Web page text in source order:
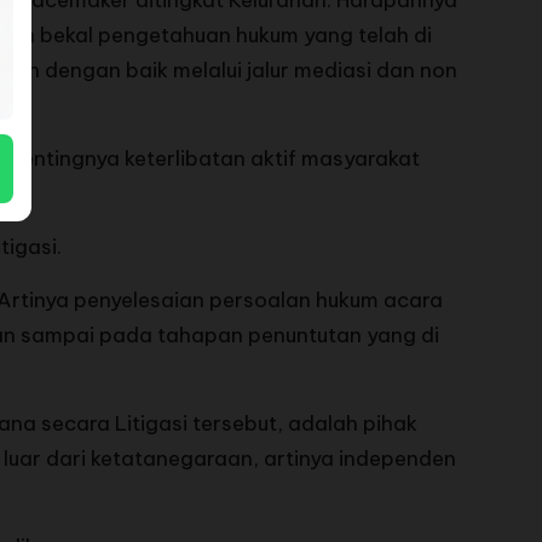
bekal pengetahuan hukum yang telah di
dengan baik melalui jalur mediasi dan non
pentingnya keterlibatan aktif masyarakat
penyelesaian persoalan hukum acara
sampai pada tahapan penuntutan yang di
secara Litigasi tersebut, adalah pihak
dari ketatanegaraan, artinya independen